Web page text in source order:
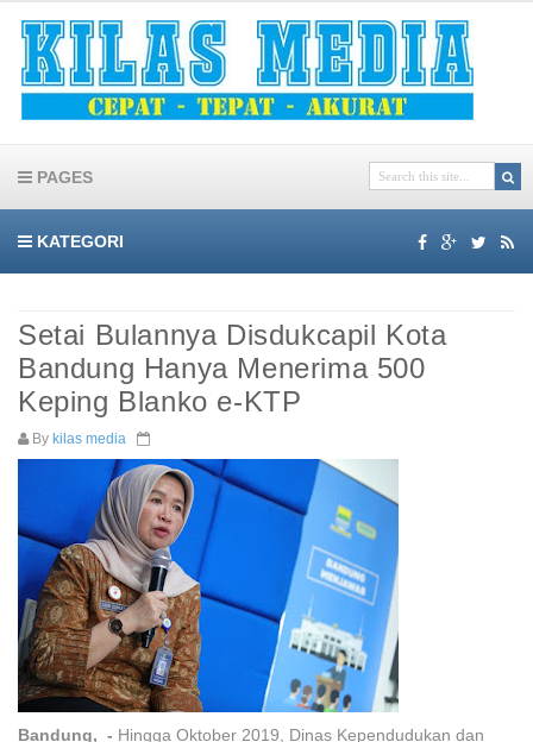
PAGES
KATEGORI
Setai Bulannya Disdukcapil Kota
Bandung Hanya Menerima 500
Keping Blanko e-KTP
By kilas media
Bandung, - Hingga Oktober 2019, Dinas Kependudukan dan